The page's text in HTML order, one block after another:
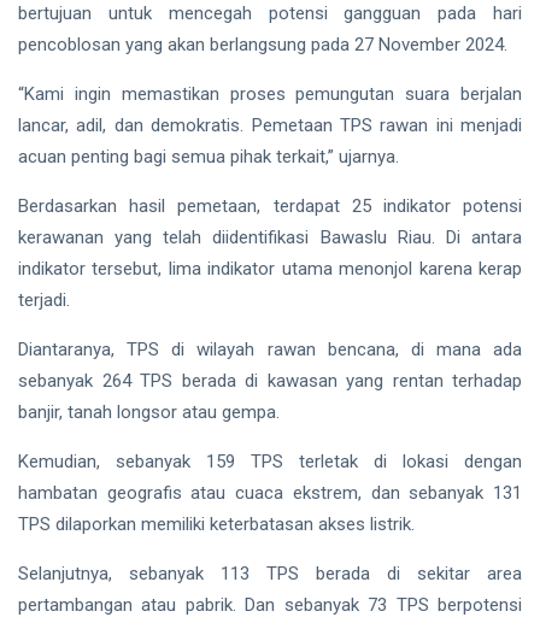
Gubernur
Usai Riau
Lima
Besar
ADLG
Awards
Prabowo Subianto
Indonesia
Pilkada 2024
PT IKPP Perawang
KPK
Politik
PSSI
bertujuan untuk mencegah potensi gangguan pada hari
pencoblosan yang akan berlangsung pada 27 November 2024.
“Kami ingin memastikan proses pemungutan suara berjalan
lancar, adil, dan demokratis. Pemetaan TPS rawan ini menjadi
acuan penting bagi semua pihak terkait,” ujarnya.
Berdasarkan hasil pemetaan, terdapat 25 indikator potensi
kerawanan yang telah diidentifikasi Bawaslu Riau. Di antara
indikator tersebut, lima indikator utama menonjol karena kerap
terjadi.
Diantaranya, TPS di wilayah rawan bencana, di mana ada
sebanyak 264 TPS berada di kawasan yang rentan terhadap
banjir, tanah longsor atau gempa.
Kemudian, sebanyak 159 TPS terletak di lokasi dengan
hambatan geografis atau cuaca ekstrem, dan sebanyak 131
TPS dilaporkan memiliki keterbatasan akses listrik.
Selanjutnya, sebanyak 113 TPS berada di sekitar area
pertambangan atau pabrik. Dan sebanyak 73 TPS berpotensi